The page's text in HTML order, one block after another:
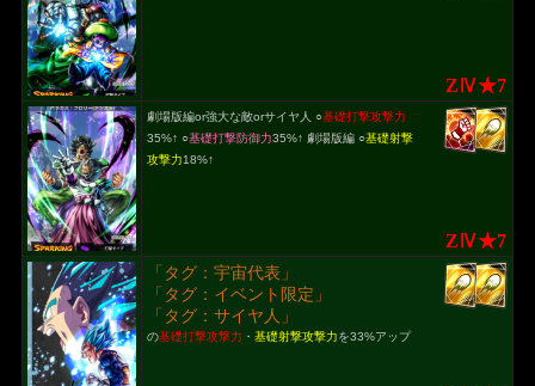
ZⅣ★7
劇場版編or強大な敵orサイヤ人 ○基礎打撃攻撃力
35%↑ ○基礎打撃防御力35%↑ 劇場版編 ○基礎射撃
攻撃力18%↑
ZⅣ★7
「タグ：宇宙代表」
「タグ：イベント限定」
「タグ：サイヤ人」
の基礎打撃攻撃力 ・ 基礎射撃攻撃力を33%アップ